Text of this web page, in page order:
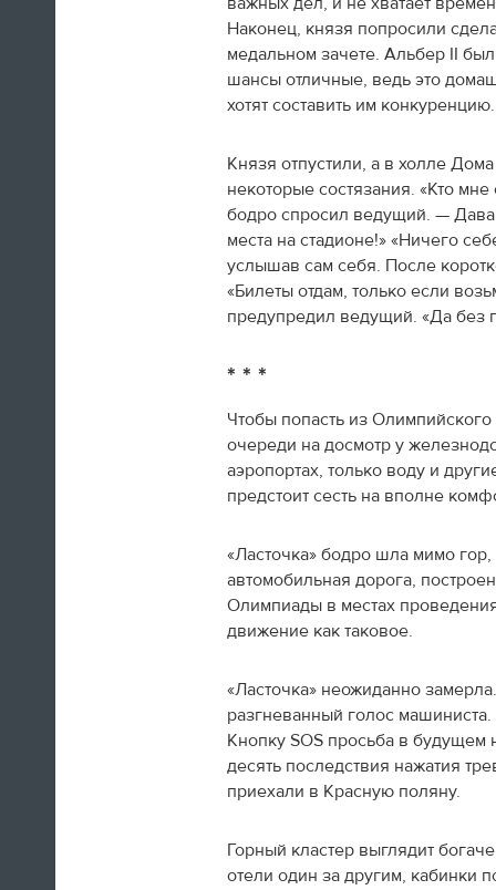
А если вы устали от соревнований за
последние недели, то воттекстпро
неспортивные итоги Олимпиады в
Третьяк сказал, что Олега Знарока в
сборной России не будет.
Салют после церемонии закрытия
После просмотра галереи почитайте
про то, как
российские спортсмены взяли да и
«По сравнению с Играми в Ванкувере
наша команда выиграла в два раза
больше медалей. В четыре раза
больше, если считать только
Олимпиаду в истории и подарила
через четыре года у нас будут новые
звезды и новые победы».
Наконец, князя попросили
медальном зачете. Альбер II
шансы отличные, ведь это
хотят составить им конкуренцию.
Князя отпустили, а в холле
некоторые состязания. «Кто
бодро спросил ведущий. —
места на стадионе!» «Ничего
услышав сам себя. После
«Билеты отдам, только если
предупредил ведущий. «Да без
* * *
Чтобы попасть из
очереди на досмотр у
аэропортах, только воду и
предстоит сесть на вполне
«Ласточка» бодро шла мимо
автомобильная дорога,
Олимпиады в местах
движение как таковое.
«Ласточка» неожиданно
разгневанный голос
Кнопку SOS просьба в будущем
десять последствия нажатия
приехали в Красную поляну.
Горный кластер выглядит
отели один за другим, кабинки